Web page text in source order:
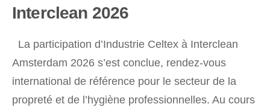
Interclean 2026
La participation d’Industrie Celtex à Interclean
Amsterdam 2026 s’est conclue, rendez-vous
international de référence pour le secteur de la
propreté et de l’hygiène professionnelles. Au cours